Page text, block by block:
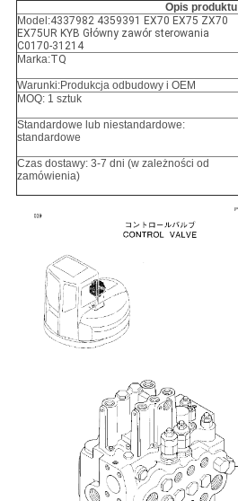
Opis produktu
Model:4337982 4359391 EX70 EX75 ZX70
EX75UR KYB Główny zawór sterowania
C0170-31214
Marka:TQ
Warunki:Produkcja odbudowy i OEM
MOQ: 1 sztuk
Standardowe lub niestandardowe:
standardowe
Czas dostawy: 3-7 dni (w zależności od
zamówienia)